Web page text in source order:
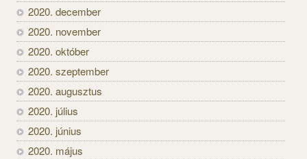
2020. december
2020. november
2020. október
2020. szeptember
2020. augusztus
2020. július
2020. június
2020. május